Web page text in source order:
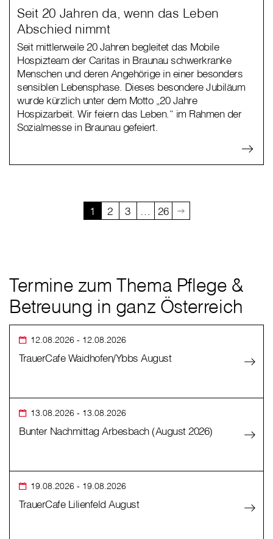
Seit 20 Jahren da, wenn das Leben
Abschied nimmt
Seit mittlerweile 20 Jahren begleitet das Mobile
Hospizteam der Caritas in Braunau schwerkranke
Menschen und deren Angehörige in einer besonders
sensiblen Lebensphase. Dieses besondere Jubiläum
wurde kürzlich unter dem Motto „20 Jahre
Hospizarbeit. Wir feiern das Leben.“ im Rahmen der
Sozialmesse in Braunau gefeiert.
1 2 3 … 26
Termine zum Thema Pflege &
Betreuung in ganz Österreich
12.08.2026 - 12.08.2026
TrauerCafe Waidhofen/Ybbs August
13.08.2026 - 13.08.2026
Bunter Nachmittag Arbesbach (August 2026)
19.08.2026 - 19.08.2026
TrauerCafe Lilienfeld August